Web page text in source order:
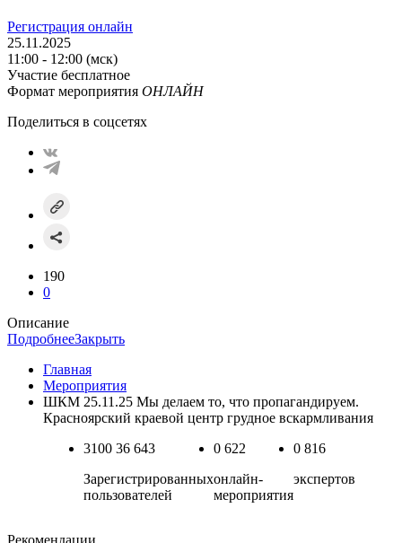
Регистрация онлайн
25.11.2025
11:00 - 12:00 (мск)
Участие бесплатное
Формат мероприятия ОНЛАЙН
Поделиться в соцсетях
190
0
Описание
ПодробнееЗакрыть
Главная
Мероприятия
ШКМ 25.11.25 Мы делаем то, что пропагандируем.
Красноярский краевой центр грудное вскармливания
3100 36 643
Зарегистрированных
пользователей
0 622
онлайн-
мероприятия
0 816
экспертов
Рекомендации